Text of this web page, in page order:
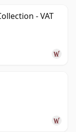
- VAT